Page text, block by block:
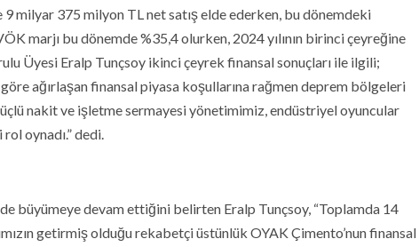
9 milyar 375 milyon TL net satış elde ederken, bu dönemdeki
marjı bu dönemde %35,4 olurken, 2024 yılının birinci çeyreğine
Üyesi Eralp Tunçsoy ikinci çeyrek finansal sonuçları ile ilgili;
ağırlaşan finansal piyasa koşullarına rağmen deprem bölgeleri
nakit ve işletme sermayesi yönetimimiz, endüstriyel oyuncular
oynadı.” dedi.
büyümeye devam ettiğini belirten Eralp Tunçsoy, “Toplamda 14
getirmiş olduğu rekabetçi üstünlük OYAK Çimento’nun finansal